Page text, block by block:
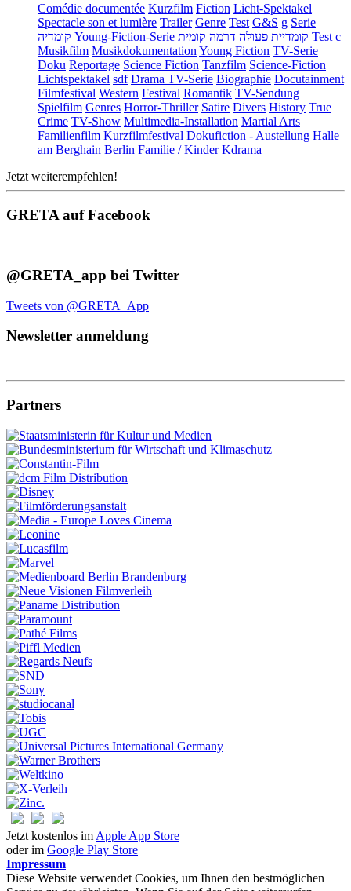
Comédie documentée Kurzfilm Fiction Licht-Spektakel
Spectacle son et lumière Trailer Genre Test G&S g Serie
קומדיה Young-Fiction-Serie קומדיית פעולה דרמה קומית
Test c
Musikfilm Musikdokumentation Young Fiction TV-Serie
Doku Reportage Science Fiction Tanzfilm Science-Fiction
Lichtspektakel sdf Drama TV-Serie Biographie Docutainment
Filmfestival Western Festival Romantik TV-Sendung
Spielfilm Genres Horror-Thriller Satire Divers History True
Crime TV-Show Multimedia-Installation Martial Arts
Familienfilm Kurzfilmfestival Dokufiction - Austellung Halle
am Berghain Berlin Familie / Kinder Kdrama
Jetzt weiterempfehlen!
GRETA auf Facebook
@GRETA_app bei Twitter
Tweets von @GRETA_App
Newsletter anmeldung
Partners
Jetzt kostenlos im Apple App Store
oder im Google Play Store
Impressum
Diese Website verwendet Cookies, um Ihnen den bestmöglichen